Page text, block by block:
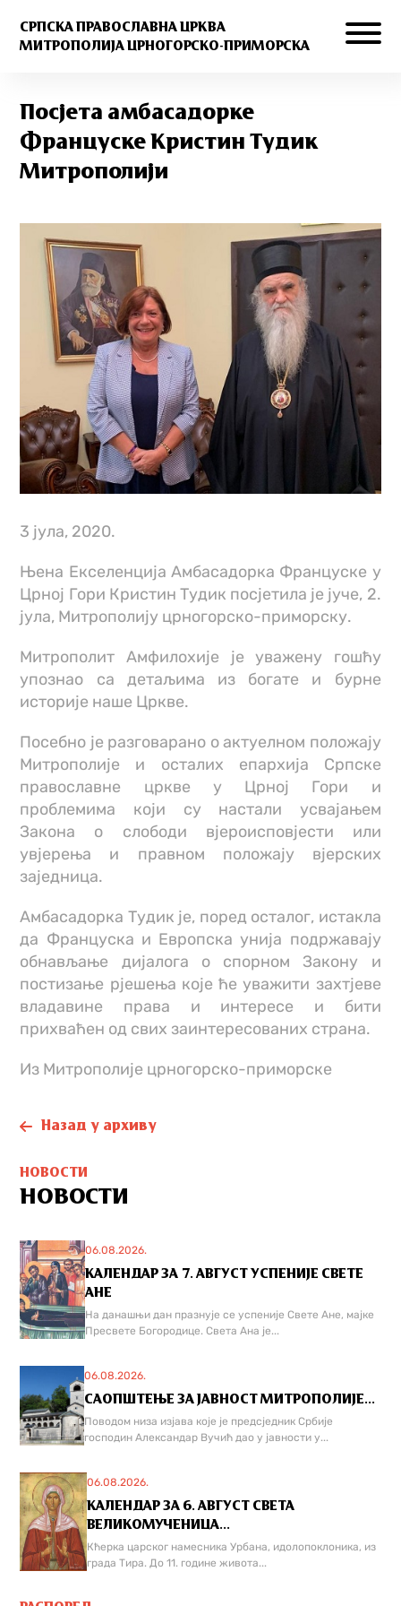
СРПСКА ПРАВОСЛАВНА ЦРКВА
МИТРОПОЛИЈА ЦРНОГОРСКО-ПРИМОРСКА
Посјета амбасадорке
Француске Кристин Тудик
Митрополији
3 јула, 2020.
Њена Екселенција Амбасадорка Француске у
Црној Гори Кристин Тудик посјетила је јуче, 2.
јула, Митрополију црногорско-приморску.
Митрополит Амфилохије је уважену гошћу
упознао са детаљима из богате и бурне
историје наше Цркве.
Посебно је разговарано о актуелном положају
Митрополије и осталих епархија Српске
православне цркве у Црној Гори и
проблемима који су настали усвајањем
Закона о слободи вјероисповјести или
увјерења и правном положају вјерских
заједница.
Амбасадорка Тудик је, поред осталог, истакла
да Француска и Европска унија подржавају
обнављање дијалога о спорном Закону и
постизање рјешења које ће уважити захтјеве
владавине права и интересе и бити
прихваћен од свих заинтересованих страна.
Из Митрополије црногорско-приморске
Назад у архиву
НОВОСТИ
НОВОСТИ
06.08.2026.
КАЛЕНДАР ЗА 7. АВГУСТ УСПЕНИЈЕ СВЕТЕ
АНЕ
На данашњи дан празнује се успеније Свете Ане, мајке
Пресвете Богородице. Света Ана је...
06.08.2026.
САОПШТЕЊЕ ЗА ЈАВНОСТ МИТРОПОЛИЈЕ...
Поводом низа изјава које је предсједник Србије
господин Александар Вучић дао у јавности у...
06.08.2026.
КАЛЕНДАР ЗА 6. АВГУСТ СВЕТА
ВЕЛИКОМУЧЕНИЦА...
Кћерка царског намесника Урбана, идолопоклоника, из
града Тира. До 11. године живота...